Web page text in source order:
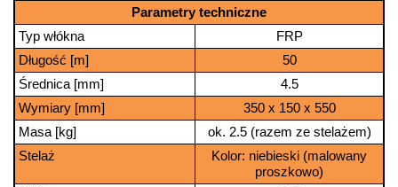
Parametry techniczne
Typ włókna
FRP
Długość [m]
50
Średnica [mm]
4.5
Wymiary [mm]
350 x 150 x 550
Masa [kg]
ok. 2.5 (razem ze stelażem)
Stelaż
Kolor: niebieski (malowany
proszkowo)